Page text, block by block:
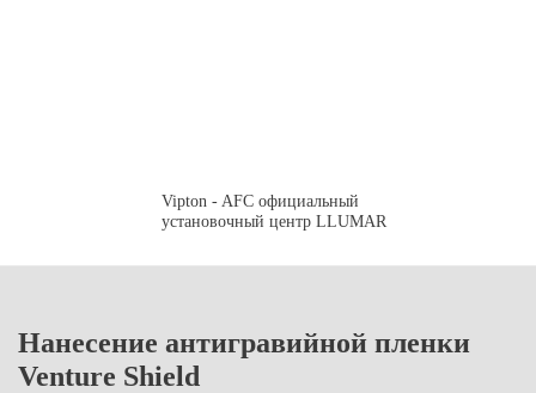
Vipton - AFC официальный
установочный центр LLUMAR
Нанесение антигравийной пленки
Venture Shield